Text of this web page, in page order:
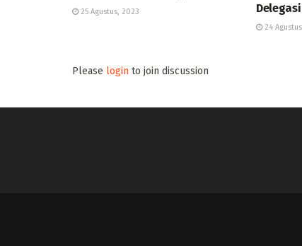
25 Agustus, 2023
Delegasi
24
Please login to join discussion